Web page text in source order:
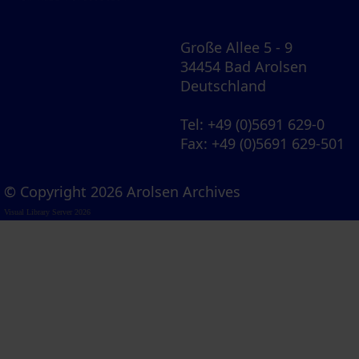
Große Allee 5 - 9
34454 Bad Arolsen
Deutschland
Tel: +49 (0)5691 629-0
Fax: +49 (0)5691 629-501
© Copyright 2026 Arolsen Archives
Visual Library Server 2026